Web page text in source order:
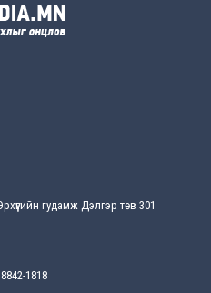
ажлаа үнэлж, хэрэгжилтээ
комисс өвөлжилтийн бэлтгэл,
гудамж Дэлгэр төв 301
1818